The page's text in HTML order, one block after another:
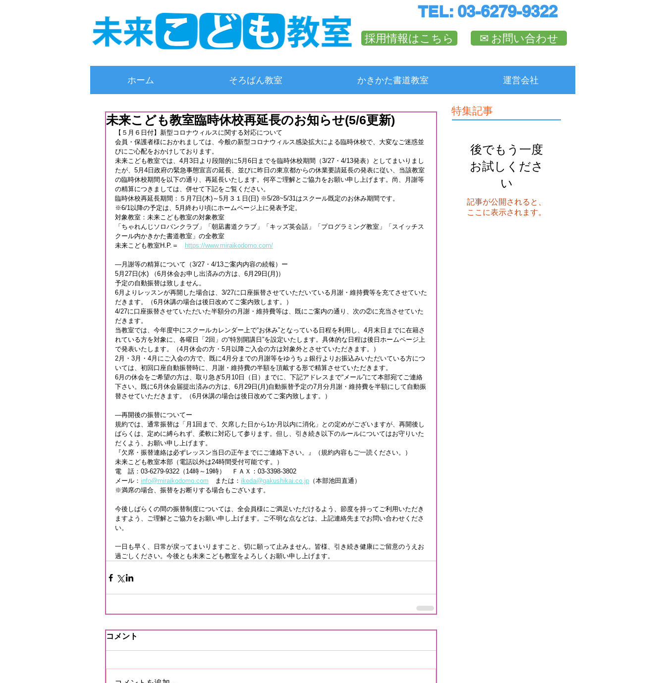
TEL: 03-6279-9322
✉︎ お問い合わせ
採用情報はこちら
未来こども教室臨時休校再延長のお知らせ(5/6更新)
【５月６日付】新型コロナウィルスに関する対応について
会員・保護者様におかれましては、今般の新型コロナウィルス感染拡大による臨時休校で、大変なご迷惑並
びにご心配をおかけしております。
未来こども教室では、4月3日より段階的に5月6日までを臨時休校期間（3/27・4/13発表）としてまいりまし
たが、5月4日政府の緊急事態宣言の延長、並びに昨日の東京都からの休業要請延長の発表に従い、当該教室
の臨時休校期間を以下の通り、再延長いたします。何卒ご理解とご協力をお願い申し上げます。尚、月謝等
の精算につきましては、併せて下記をご覧ください。
臨時休校再延長期間：５月7日(木)～5月３１日(日) ※5/28~5/31はスクール既定のお休み期間です。
※6/1以降の予定は、5月終わり頃にホームページ上に発表予定。
対象教室：未来こども教室の対象教室
「ちゃれんじソロバンクラブ」「朝凪書道クラブ」「キッズ英会話」「プログラミング教室」「スイッチス
クール内かきかた書道教室」の全教室
未来こども教室H.P.＝
https://www.miraikodomo.com/
―月謝等の精算について（3/27・4/13ご案内内容の続報）ー
5月27日(水) （6月休会お申し出済みの方は、6月29日(月)）
予定の自動振替は致しません。
6月よりレッスンが再開した場合は、3/27に口座振替させていただいている月謝・維持費等を充てさせていた
だきます。（6月休講の場合は後日改めてご案内致します。）
4/27に口座振替させていただいた半額分の月謝・維持費等は、既にご案内の通り、次の②に充当させていた
だきます。
当教室では、今年度中にスクールカレンダー上で“お休み”となっている日程を利用し、4月末日までに在籍さ
れている方を対象に、各曜日「2回」の“特別開講日”を設定いたします。具体的な日程は後日ホームページ上
で発表いたします。（4月休会の方・5月以降ご入会の方は対象外とさせていただきます。）
2月・3月・4月にご入会の方で、既に4月分までの月謝等をゆうちょ銀行よりお振込みいただいている方につ
いては、初回口座自動振替時に、月謝・維持費の半額を頂戴する形で精算させていただきます。
6月の休会をご希望の方は、取り急ぎ5月10日（日）までに、下記アドレスまで“メール”にて本部宛てご連絡
下さい。既に6月休会届提出済みの方は、6月29日(月)自動振替予定の7月分月謝・維持費を半額にして自動振
替させていただきます。（6月休講の場合は後日改めてご案内致します。）
―再開後の振替についてー
規約では、通常振替は「月1回まで、欠席した日から1か月以内に消化」との定めがございますが、再開後し
ばらくは、定めに縛られず、柔軟に対応して参ります。但し、引き続き以下のルールについてはお守りいた
だくよう、お願い申し上げます。
『欠席・振替連絡は必ずレッスン当日の正午までにご連絡下さい。』（規約内容もご一読ください。）
未来こども教室本部（電話以外は24時間受付可能です。）
電　話：03-6279-9322（14時～19時）　ＦＡＸ：03-3398-3802
メール： info@miraikodomo.com または： ikeda@gakushikai.co.jp （本部池田直通）
※満席の場合、振替をお断りする場合もございます。
今後しばらくの間の振替制度については、全会員様にご満足いただけるよう、節度を持ってご利用いただき
ますよう、ご理解とご協力をお願い申し上げます。ご不明な点などは、上記連絡先までお問い合わせくださ
い。
一日も早く、日常が戻ってまいりますこと、切に願って止みません。皆様、引き続き健康にご留意のうえお
過ごしください。今後とも未来こども教室をよろしくお願い申し上げます。
コメント
特集記事
後でもう一度
お試しくださ
い
記事が公開されると、
ここに表示されます。
ホーム そろばん教室 かきかた書道教室 運営会社